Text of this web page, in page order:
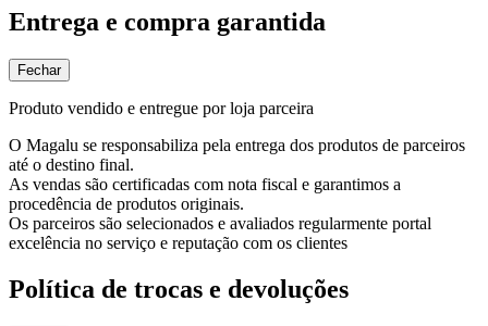
Entrega e compra garantida
Fechar
Produto vendido e entregue por loja parceira
O Magalu se responsabiliza pela entrega dos produtos de parceiros
até o destino final.
As vendas são certificadas com nota fiscal e garantimos a
procedência de produtos originais.
Os parceiros são selecionados e avaliados regularmente portal
excelência no serviço e reputação com os clientes
Política de trocas e devoluções